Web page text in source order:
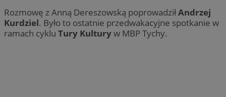
Rozmowę z Anną Dereszowską poprowadziłAndrzej
Kurdziel. Było to ostatnie przedwakacyjne spotkanie w
ramach cyklu Tury Kulturyw MBP Tychy.